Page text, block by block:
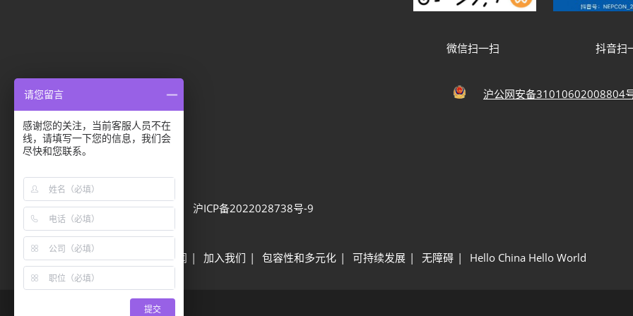
微信扫一扫 抖音
沪公网安备31010602008804
隐私选项
隐私政策
展会信息
可持续发展 网站地图 沪ICP备2022028738号-9
Built by RX
其他励展展会 励展新闻 加入我们 包容性和多元化 可持续发展 无障碍 Hello China Hello World
请您留言
感谢您的关注，当前客服人员不在
线，请填写一下您的信息，我们会
尽快和您联系。
提交